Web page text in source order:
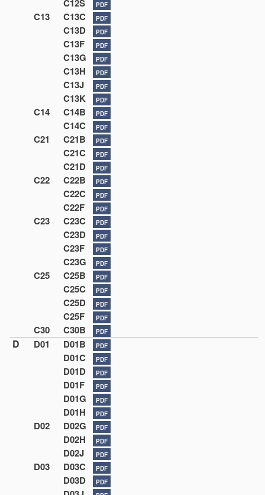
C12S PDF
C13 C13C PDF
C13D PDF
C13F PDF
C13G PDF
C13H PDF
C13J PDF
C13K PDF
C14 C14B PDF
C14C PDF
C21 C21B PDF
C21C PDF
C21D PDF
C22 C22B PDF
C22C PDF
C22F PDF
C23 C23C PDF
C23D PDF
C23F PDF
C23G PDF
C25 C25B PDF
C25C PDF
C25D PDF
C25F PDF
C30 C30B PDF
D D01 D01B PDF
D01C PDF
D01D PDF
D01F PDF
D01G PDF
D01H PDF
D02 D02G PDF
D02H PDF
D02J PDF
D03 D03C PDF
D03D PDF